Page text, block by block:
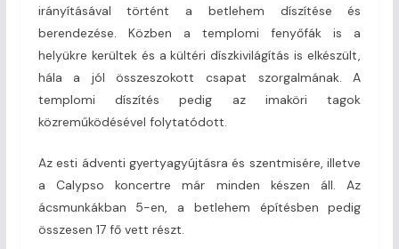
irányításával történt a betlehem díszítése és
berendezése. Közben a templomi fenyőfák is a
helyükre kerültek és a kültéri díszkivilágítás is elkészült,
hála a jól összeszokott csapat szorgalmának. A
templomi díszítés pedig az imaköri tagok
közreműködésével folytatódott.
Az esti ádventi gyertyagyújtásra és szentmisére, illetve
a Calypso koncertre már minden készen áll. Az
ácsmunkákban 5-en, a betlehem építésben pedig
összesen 17 fő vett részt.